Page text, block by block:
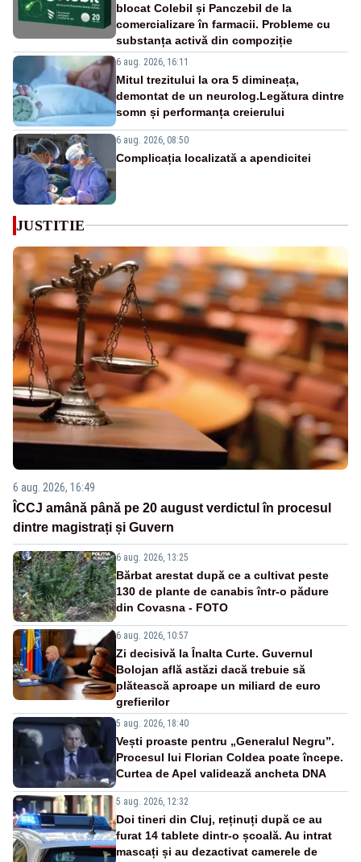
blocat Colebil și Panczebil de la
comercializare în farmacii. Probleme cu
substanța activă din compoziție
6 aug. 2026, 16:11
Mitul trezitului la ora 5 dimineața,
demontat de un neurolog.Legătura dintre
somn și performanța creierului
6 aug. 2026, 08:50
Complicația localizată a apendicitei
JUSTITIE
6 aug. 2026, 16:49
ÎCCJ amână până pe 20 august verdictul în procesul
dintre magistrați și Guvern
6 aug. 2026, 13:25
Bărbat arestat după ce a cultivat peste
130 de plante de canabis într-o pădure
din Covasna - FOTO
6 aug. 2026, 10:57
Zi decisivă la Înalta Curte. Guvernul
Bolojan află astăzi dacă trebuie să
plătească aproape un miliard de euro
grefierilor
5 aug. 2026, 18:40
Vești proaste pentru „Generalul Negru”.
Procesul lui Florian Coldea poate începe.
Curtea de Apel validează ancheta DNA
5 aug. 2026, 12:32
Doi tineri din Cluj, reținuți după ce au
furat 14 tablete dintr-o școală. Au intrat
mascați și au dezactivat camerele de